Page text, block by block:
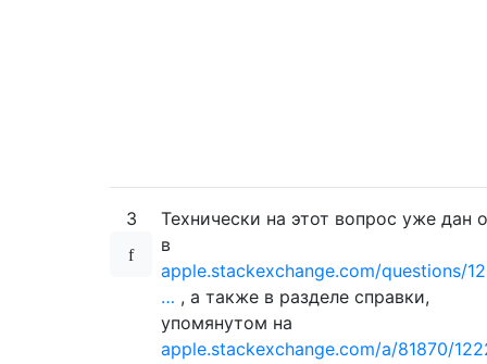
3
Технически на этот вопрос уже дан
в
apple.stackexchange.com/questions/
… , а также в разделе справки,
упомянутом на
apple.stackexchange.com/a/81870/